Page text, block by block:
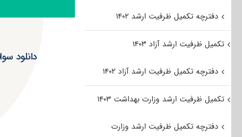
دفترچه تکمیل ظرفیت ارشد ۱۴۰۲
تکمیل ظرفیت ارشد آزاد ۱۴۰۳
دفترچه تکمیل ظرفیت ارشد آزاد ۱۴۰۲
تکمیل ظرفیت ارشد وزارت بهداشت ۱۴۰۳
دفترچه تکمیل ظرفیت ارشد وزارت